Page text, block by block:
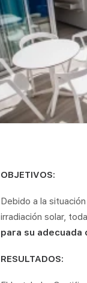
OBJETIVOS:
Debido a la
irradiación solar,
para su
RESULTADOS: